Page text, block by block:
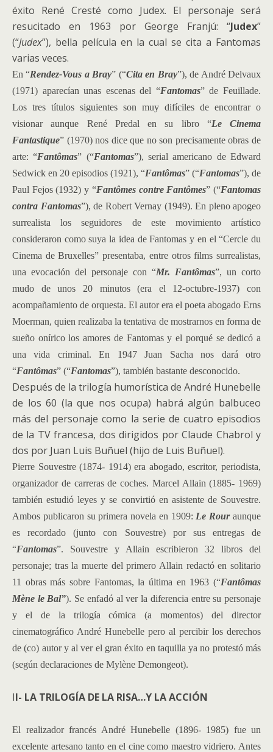
éxito René Cresté como Judex. El personaje será
resucitado en 1963 por George Franjú: “Judex”
(“Judex”), bella película en la cual se cita a Fantomas
varias veces.
En “Rendez-Vous a Bray” (“Cita en Bray”), de André Delvaux
(1971) aparecían unas escenas del “Fantomas” de Feuillade.
Los tres títulos siguientes son muy difíciles de encontrar o
visionar aunque René Predal en su libro “Le Cinema
Fantastique” (1970) nos dice que no son precisamente obras de
arte: “Fantômas” (“Fantomas”), serial americano de Edward
Sedwick en 20 episodios (1921), “Fantômas” (“Fantomas”), de
Paul Fejos (1932) y “Fantômes contre Fantômes” (“Fantomas
contra Fantomas”), de Robert Vernay (1949). En pleno apogeo
surrealista los seguidores de este movimiento artístico
consideraron como suya la idea de Fantomas y en el “Cercle du
Cinema de Bruxelles” presentaba, entre otros films surrealistas,
una evocación del personaje con “Mr. Fantômas”, un corto
mudo de unos 20 minutos (era el 12-octubre-1937) con
acompañamiento de orquesta. El autor era el poeta abogado Erns
Moerman, quien realizaba la tentativa de mostrarnos en forma de
sueño onírico los amores de Fantomas y el porqué se dedicó a
una vida criminal. En 1947 Juan Sacha nos dará otro
“Fantômas” (“Fantomas”), también bastante desconocido.
Después de la trilogía humorística de André Hunebelle
de los 60 (la que nos ocupa) habrá algún balbuceo
más del personaje como la serie de cuatro episodios
de la TV francesa, dos dirigidos por Claude Chabrol y
dos por Juan Luis Buñuel (hijo de Luis Buñuel).
Pierre Souvestre (1874- 1914) era abogado, escritor, periodista,
organizador de carreras de coches. Marcel Allain (1885- 1969)
también estudió leyes y se convirtió en asistente de Souvestre.
Ambos publicaron su primera novela en 1909: Le Rouraunque
es recordado (junto con Souvestre) por sus entregas de
“Fantomas”. Souvestre y Allain escribieron 32 libros del
personaje; tras la muerte del primero Allain redactó en solitario
11 obras más sobre Fantomas, la última en 1963 (“Fantômas
Mène le Bal”). Se enfadó al ver la diferencia entre su personaje
y el de la trilogía cómica (a momentos) del director
cinematográfico André Hunebelle pero al percibir los derechos
de (co) autor y al ver el gran éxito en taquilla ya no protestó más
(según declaraciones de Mylène Demongeot).
II- LA TRILOGÍA DE LA RISA…Y LA ACCIÓN
El realizador francés André Hunebelle (1896- 1985) fue un
excelente artesano tanto en el cine como maestro vidriero. Antes